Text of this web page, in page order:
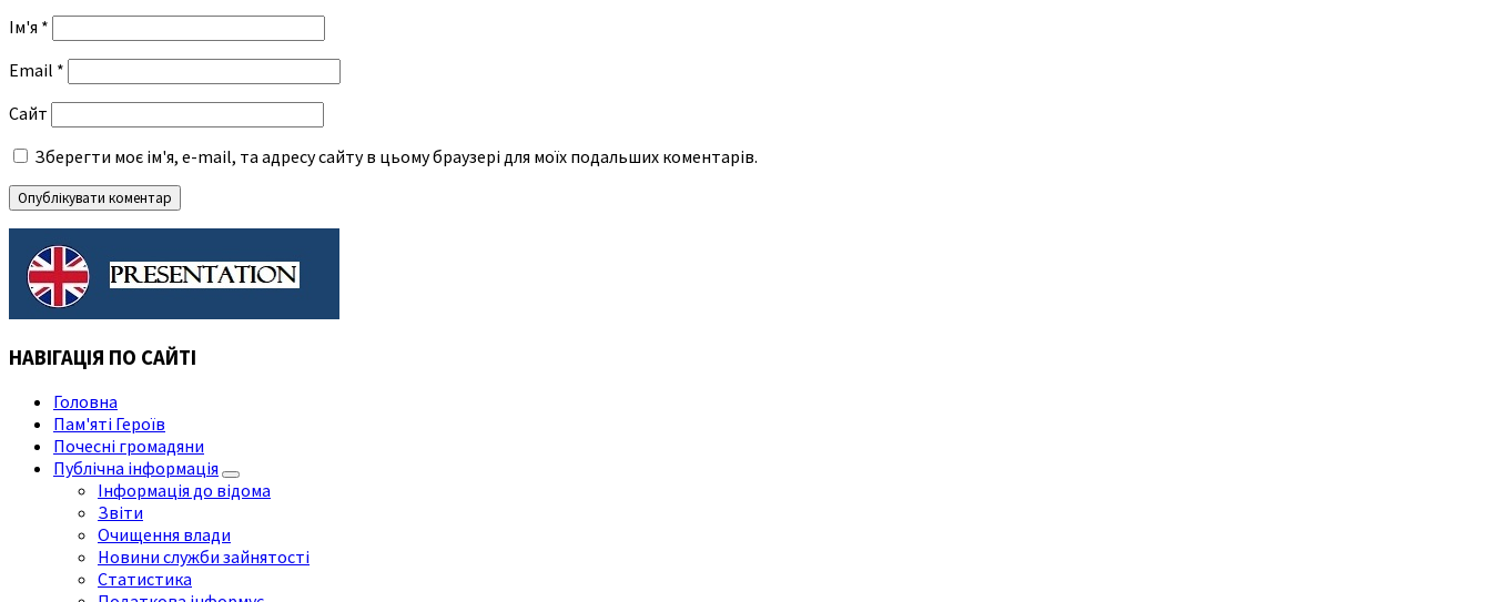
Ім'я *
Email *
Сайт
Зберегти моє ім'я, e-mail, та адресу сайту в цьому браузері для моїх подальших коментарів.
НАВІГАЦІЯ ПО САЙТІ
Головна
Пам'яті Героїв
Почесні громадяни
Публічна інформація
Інформація до відома
Звіти
Очищення влади
Новини служби зайнятості
Статистика